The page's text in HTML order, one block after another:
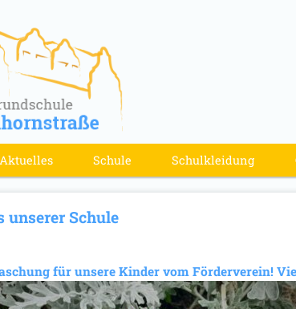
Aktuelles Schule Schulkleidung
unserer Schule
für unsere Kinder vom Förderverein!